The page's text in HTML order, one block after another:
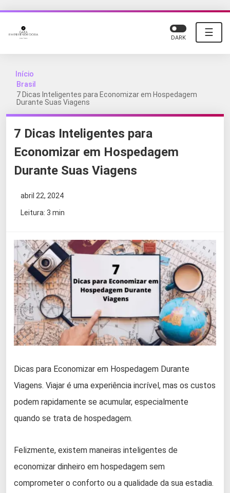
☰
DARK
Início
Brasil
7 Dicas Inteligentes para Economizar em Hospedagem
Durante Suas Viagens
7 Dicas Inteligentes para
Economizar em Hospedagem
Durante Suas Viagens
abril 22, 2024
Leitura: 3 min
Dicas para Economizar em Hospedagem Durante
Viagens. Viajar é uma experiência incrível, mas os custos
podem rapidamente se acumular, especialmente
quando se trata de hospedagem.
Felizmente, existem maneiras inteligentes de
economizar dinheiro em hospedagem sem
comprometer o conforto ou a qualidade da sua estadia.